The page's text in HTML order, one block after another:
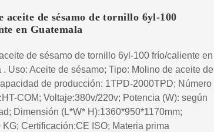
aceite de sésamo de tornillo 6yl-100
en Guatemala
de sésamo de tornillo 6yl-100 frío/caliente en
. Uso: Aceite de sésamo; Tipo: Molino de aceite de
de producción: 1TPD-2000TPD; Número
COM; Voltaje:380v/220v; Potencia (W): según
Dimensión (L*W* H):1360*950*1170mm;
KG; Certificación:CE ISO; Materia prima